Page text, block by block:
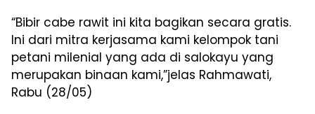
“Bibir cabe rawit ini kita bagikan secara gratis.
Ini dari mitra kerjasama kami kelompok tani
petani milenial yang ada di salokayu yang
merupakan binaan kami,”jelas Rahmawati,
Rabu (28/05)